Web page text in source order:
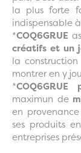
la plus forte
indispensable
*COQ6GRUE
créatifs et un
la
montrer en y
*
maximun de
en
ses produits
entreprises